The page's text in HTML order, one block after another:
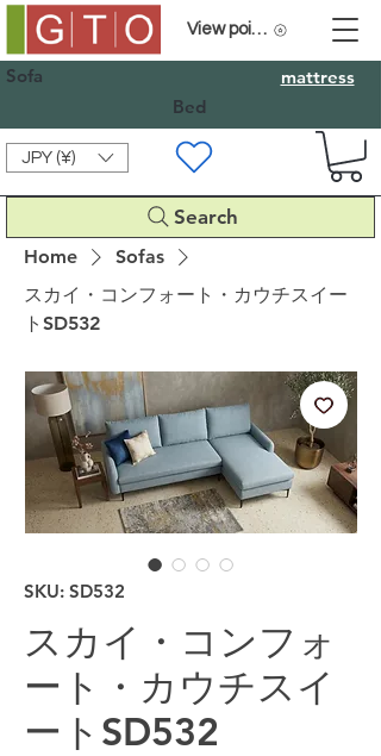
Sofa
mattress
Bed
JPY (¥)
Search
View points
Home
Sofas
スカイ・コンフォート・カウチスイー
トSD532
SKU: SD532
スカイ・コンフォ
ート・カウチスイ
ートSD532